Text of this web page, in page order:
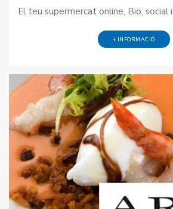
El teu supermercat online, Bio,
+ INFORMACIÓ